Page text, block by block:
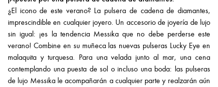
¿El icono de este verano? La pulsera de cadena de diamantes,
imprescindible en cualquier joyero. Un accesorio de joyería de lujo
sin igual: ¡es la tendencia Messika que no debe perderse este
verano! Combine en su muñeca las nuevas pulseras Lucky Eye en
malaquita y turquesa. Para una velada junto al mar, una cena
contemplando una puesta de sol o incluso una boda: las pulseras
de lujo Messika le acompañarán a cualquier parte y realzarán aún